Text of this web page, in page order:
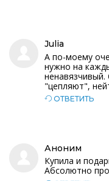
Julia
А по-моему
нужно на
ненавязчивый.
"цепляют",
ОТВЕТИТЬ
Аноним
Купила и
Абсолютно